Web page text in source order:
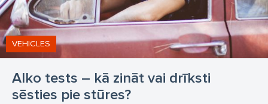
Alko tests – kā zināt vai drīksti
sēsties pie stūres?
VEHICLES